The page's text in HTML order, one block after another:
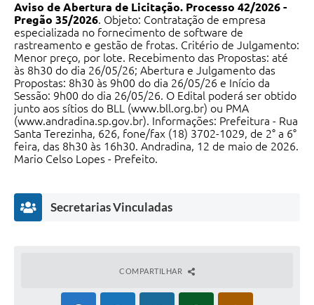
Aviso de Abertura de Licitação. Processo 42/2026 -
Pregão 35/2026. Objeto: Contratação de empresa
especializada no fornecimento de software de
rastreamento e gestão de frotas. Critério de Julgamento:
Menor preço, por lote. Recebimento das Propostas: até
às 8h30 do dia 26/05/26; Abertura e Julgamento das
Propostas: 8h30 às 9h00 do dia 26/05/26 e Início da
Sessão: 9h00 do dia 26/05/26. O Edital poderá ser obtido
junto aos sítios do BLL (www.bll.org.br) ou PMA
(www.andradina.sp.gov.br). Informações: Prefeitura - Rua
Santa Terezinha, 626, fone/fax (18) 3702-1029, de 2° a 6°
feira, das 8h30 às 16h30. Andradina, 12 de maio de 2026.
Mario Celso Lopes - Prefeito.
Secretarias Vinculadas
COMPARTILHAR